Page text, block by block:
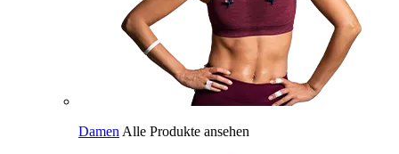
Damen Alle Produkte ansehen